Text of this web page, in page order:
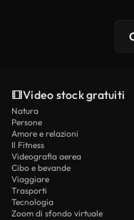
Video stock gratuiti
Natura
Persone
Amore e relazioni
Il Fitness
Videografia aerea
Cibo e bevande
Viaggiare
Trasporti
Tecnologia
Zoom di sfondo virtuale